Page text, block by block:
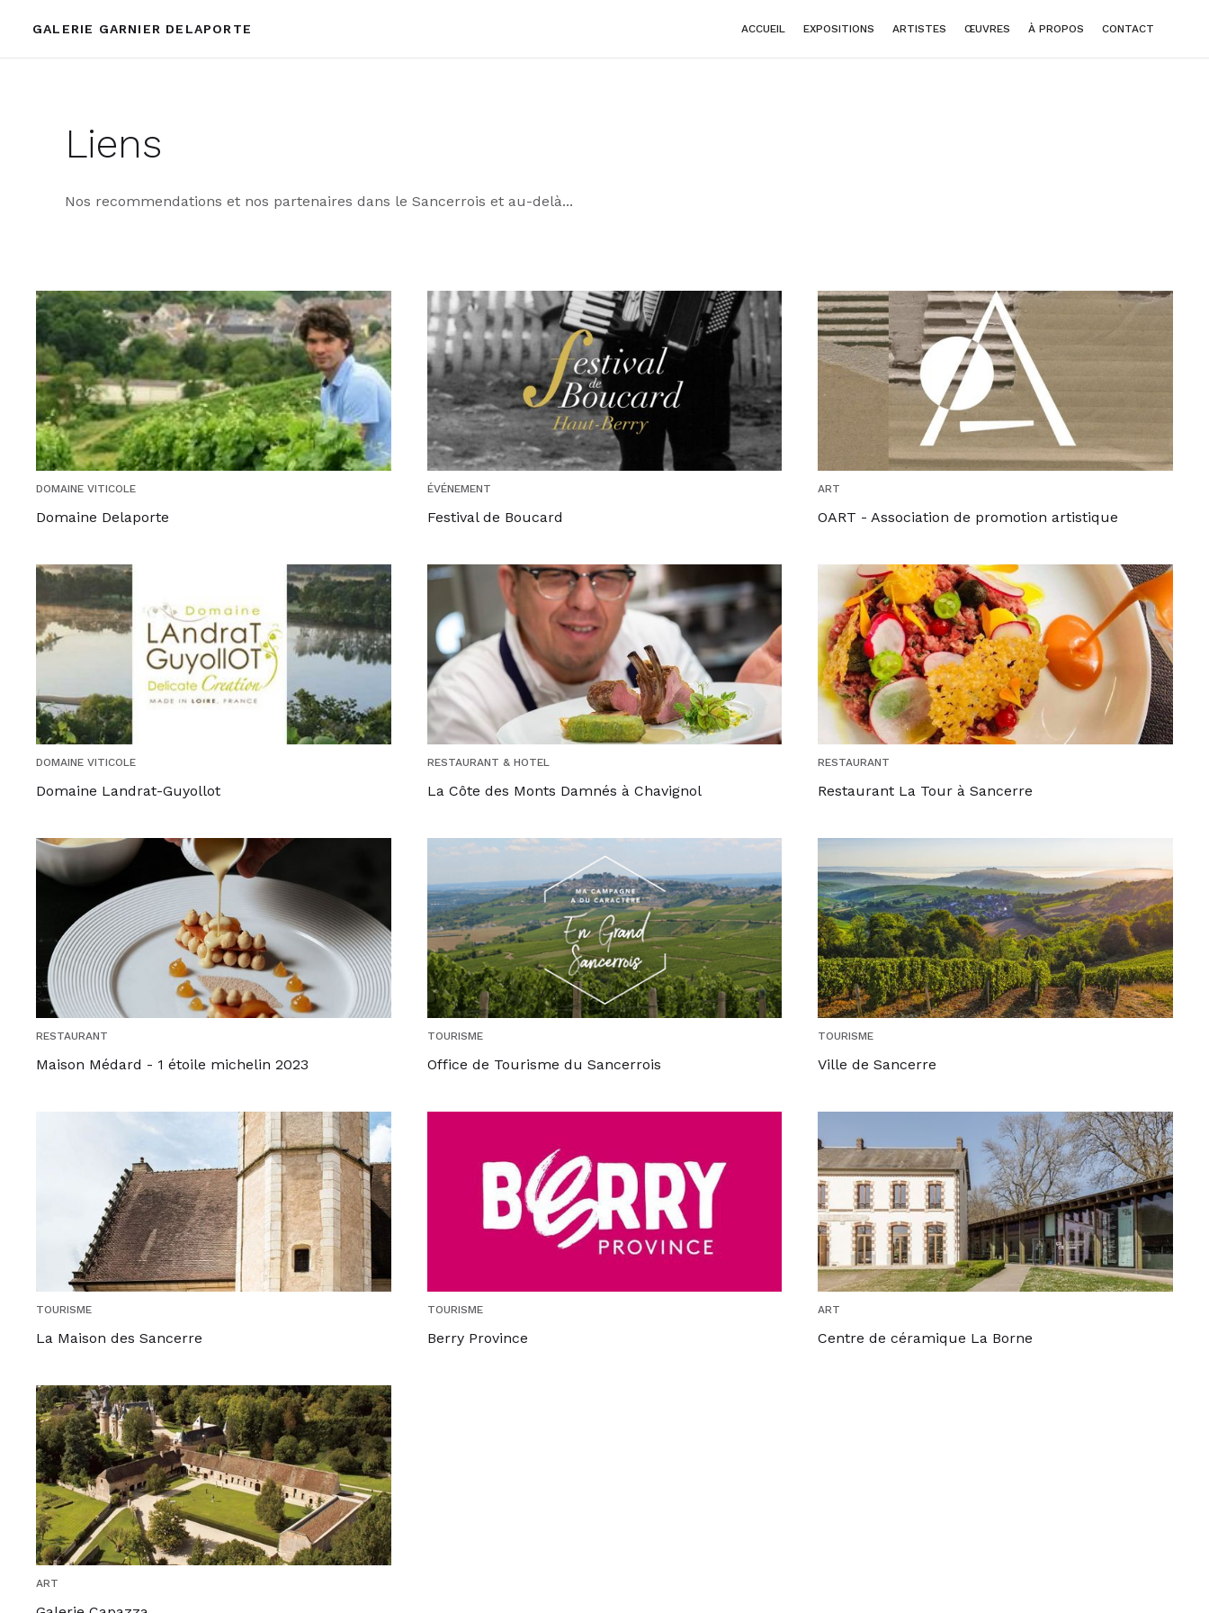
GALERIE GARNIER DELAPORTE ACCUEIL EXPOSITIONS ARTISTES ŒUVRES À PROPOS CONTACT
Liens
Nos recommendations et nos partenaires dans le Sancerrois et au-delà...
DOMAINE VITICOLE
Domaine Delaporte
ÉVÉNEMENT
Festival de Boucard
ART
OART - Association de promotion artistique
DOMAINE VITICOLE
Domaine Landrat-Guyollot
RESTAURANT & HOTEL
La Côte des Monts Damnés à Chavignol
RESTAURANT
Restaurant La Tour à Sancerre
RESTAURANT
Maison Médard - 1 étoile michelin 2023
TOURISME
Office de Tourisme du Sancerrois
TOURISME
Ville de Sancerre
TOURISME
La Maison des Sancerre
TOURISME
Berry Province
ART
Centre de céramique La Borne
ART